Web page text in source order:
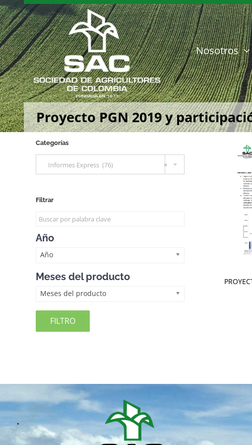
Saltar
al
contenido
Nosotros
Proyecto PGN 2019 y
Categorías
×
Informes Express (76)
Filtrar
Año
Año
Meses del producto
Meses del producto
FILTRO